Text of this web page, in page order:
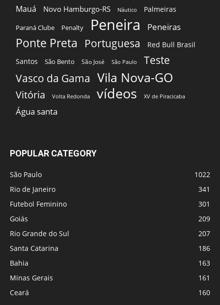
Mauá Novo Hamburgo-RS Náutico Palmeiras
Paraná Clube Penalty Peneira Peneiras
Ponte Preta Portuguesa
Red Bull Brasil
Santos
São Bento São José São Paulo Teste
Vasco da Gama Vila Nova-GO
Vitória Volta Redonda vídeos XV de Piracicaba
Água santa
POPULAR CATEGORY
São Paulo
1022
Rio de Janeiro
341
Futebol Feminino
301
Goiás
209
Rio Grande do Sul
207
Santa Catarina
186
Bahia
163
Minas Gerais
161
Ceará
160